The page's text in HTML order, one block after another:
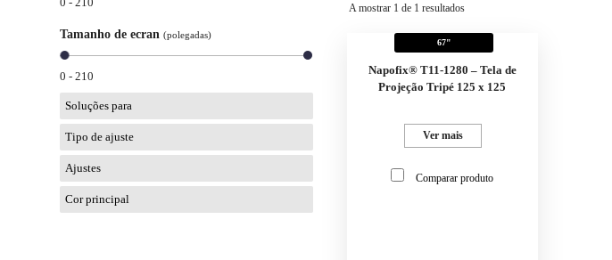
Tamanho de ecran(polegadas)
0 - 210
Soluções para
Tipo de ajuste
Ajustes
Cor principal
A mostrar 1 de 1 resultados
67"
Napofix® T11-1280 – Tela de
Projeção Tripé 125 x 125
Ver mais
Comparar produto